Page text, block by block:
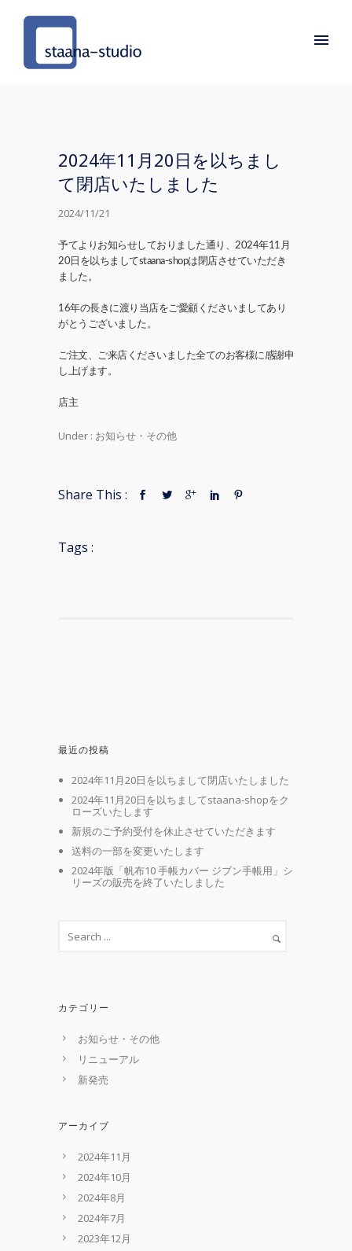
2024年11月20日を以ちまし
て閉店いたしました
2024/11/21
予てよりお知らせしておりました通り、2024年11月
20日を以ちましてstaana-shopは閉店させていただき
ました。
16年の長きに渡り当店をご愛顧くださいましてあり
がとうございました。
ご注文、ご来店くださいました全てのお客様に感謝申
し上げます。
店主
Under : お知らせ・その他
Share This :
Tags :
最近の投稿
2024年11月20日を以ちまして閉店いたしました
2024年11月20日を以ちましてstaana-shopをク
ローズいたします
新規のご予約受付を休止させていただきます
送料の一部を変更いたします
2024年版「帆布10 手帳カバー ジブン手帳用」シ
リーズの販売を終了いたしました
カテゴリー
お知らせ・その他
リニューアル
新発売
アーカイブ
2024年11月
2024年10月
2024年8月
2024年7月
2023年12月